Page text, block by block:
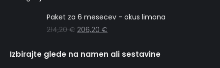
Paket za 6 mesecev - okus limona
214,20€ 206,20 €
Izbirajte glede na namen ali sestavine